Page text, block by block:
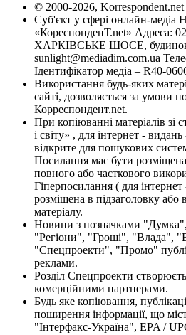
© 2000-2026, Korrespondent.net
Суб'єкт у сфері онлайн-медіа
«КореспонденТ.net» Адреса:
ХАРКІВСЬКЕ ШОСЕ, будинок
sunlight@mediadim.com.ua
Ідентифікатор медіа – R40-
Використання будь-яких
сайті, дозволяється за умови
Корреспондент.net.
При копіюванні матеріалів зі
і світу» , для інтернет -
відкрите для пошукових
Посилання має бути
повного або часткового
Гіперпосилання ( для
розміщена в підзаголовку або
матеріалу.
Новини з позначками
"Регіони", "Гроші", "Влада",
"Спецпроекти", "Промо"
реклами.
Розділ Спецпроекти
комерційними партнерами.
Будь яке копіювання,
поширення інформації, що
"Інтерфакс-Україна", EPA /